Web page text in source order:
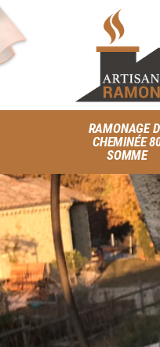
RAMONAGE
CHEMINÉE
SOMME